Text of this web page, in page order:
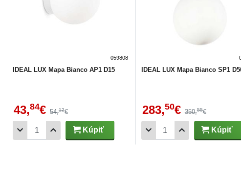
059808
IDEAL LUX Mapa Bianco AP1 D15
43,84€ 54,12€
Kúpiť
IDEAL LUX Mapa Bianco SP1
283,50€ 350,55€
Kúpiť